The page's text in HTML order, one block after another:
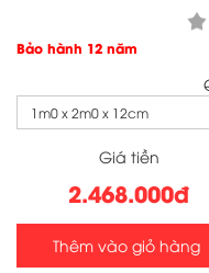
Bảo hành 12 năm
1m0 x 2m0 x 12cm
Giá tiền
2.468.000đ
Thêm vào giỏ hàng